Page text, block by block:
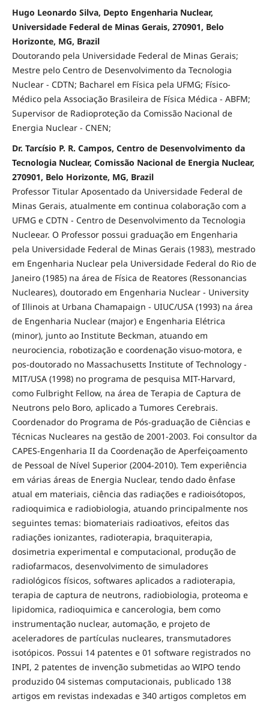
Hugo Leonardo Silva, Depto Engenharia Nuclear,
Universidade Federal de Minas Gerais, 270901, Belo
Horizonte, MG, Brazil
Doutorando pela Universidade Federal de Minas Gerais;
Mestre pelo Centro de Desenvolvimento da Tecnologia
Nuclear - CDTN; Bacharel em Física pela UFMG; Físico-
Médico pela Associação Brasileira de Física Médica - ABFM;
Supervisor de Radioproteção da Comissão Nacional de
Energia Nuclear - CNEN;
Dr. Tarcísio P. R. Campos, Centro de Desenvolvimento da
Tecnologia Nuclear, Comissão Nacional de Energia Nuclear,
270901, Belo Horizonte, MG, Brazil
Professor Titular Aposentado da Universidade Federal de
Minas Gerais, atualmente em continua colaboração com a
UFMG e CDTN - Centro de Desenvolvimento da Tecnologia
Nucleear. O Professor possui graduação em Engenharia
pela Universidade Federal de Minas Gerais (1983), mestrado
em Engenharia Nuclear pela Universidade Federal do Rio de
Janeiro (1985) na área de Física de Reatores (Ressonancias
Nucleares), doutorado em Engenharia Nuclear - University
of Illinois at Urbana Chamapaign - UIUC/USA (1993) na área
de Engenharia Nuclear (major) e Engenharia Elétrica
(minor), junto ao Institute Beckman, atuando em
neurociencia, robotização e coordenação visuo-motora, e
pos-doutorado no Massachusetts Institute of Technology -
MIT/USA (1998) no programa de pesquisa MIT-Harvard,
como Fulbright Fellow, na área de Terapia de Captura de
Neutrons pelo Boro, aplicado a Tumores Cerebrais.
Coordenador do Programa de Pós-graduação de Ciências e
Técnicas Nucleares na gestão de 2001-2003. Foi consultor da
CAPES-Engenharia II da Coordenação de Aperfeiçoamento
de Pessoal de Nível Superior (2004-2010). Tem experiência
em várias áreas de Energia Nuclear, tendo dado ênfase
atual em materiais, ciência das radiações e radioisótopos,
radioquimica e radiobiologia, atuando principalmente nos
seguintes temas: biomateriais radioativos, efeitos das
radiações ionizantes, radioterapia, braquiterapia,
dosimetria experimental e computacional, produção de
radiofarmacos, desenvolvimento de simuladores
radiológicos físicos, softwares aplicados a radioterapia,
terapia de captura de neutrons, radiobiologia, proteoma e
lipidomica, radioquimica e cancerologia, bem como
instrumentação nuclear, automação, e projeto de
aceleradores de partículas nucleares, transmutadores
isotópicos. Possui 14 patentes e 01 software registrados no
INPI, 2 patentes de invenção submetidas ao WIPO tendo
produzido 04 sistemas computacionais, publicado 138
artigos em revistas indexadas e 340 artigos completos em